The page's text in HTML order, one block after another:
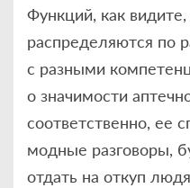
Функций, как
распределяются по
с разными
о значимости
соответственно, ее
модные разговоры,
отдать на откуп